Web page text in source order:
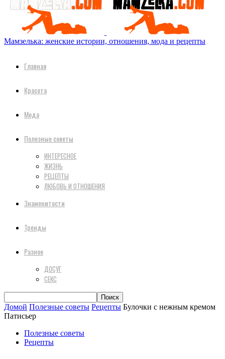
Мамзелька: женские истории, отношения, мода и рецепты
Главная
Красота
Мода
Полезные советы
ИНТЕРЕСНОЕ
ЖИЗНЬ
РЕЦЕПТЫ
ЛЮБОВЬ И ОТНОШЕНИЯ
Знаменитости
Тренды
Разное
ДОСУГ
СЕКС
Домой Полезные советы Рецепты Булочки с нежным кремом
Патисьер
Полезные советы
Рецепты